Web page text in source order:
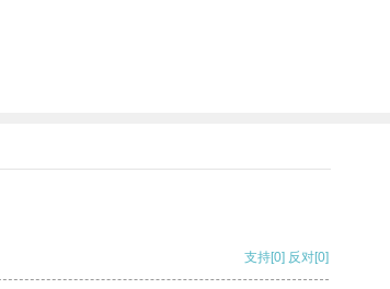
支持[0] 反对[0]